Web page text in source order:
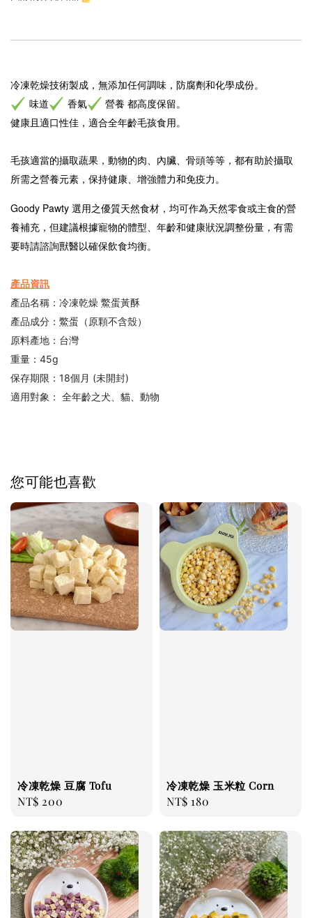
冷凍乾燥技術製成， 無添加任何調味，防腐劑和化學成份。
味道
香氣
營養 都高度保留。
健康且適口性佳，適合全年齡毛孩食用。
毛孩適當的攝取蔬果，動物的肉、內臟、骨頭等等，都有助於攝取
所需之營養元素，保持健康、增強體力和免疫力。
Goody Pawty 選用之優質天然食材，均可作為天然零食或主食的營
養補充，但建議根據寵物的體型、年齡和健康狀況調整份量，有需
要時請諮詢獸醫以確保飲食均衡。
產品資訊
產品名稱：冷凍乾燥 鱉蛋黃酥
產品成分：鱉蛋（原顆不含殼）
原料產地：台灣
重量：45g
保存期限：18個月 (未開封)
適用對象： 全年齡之犬、貓、動物
您可能也喜歡
冷凍乾燥 豆腐 Tofu
Regular
NT$ 200
冷凍乾燥 玉米粒 Corn
Regular
NT$ 180